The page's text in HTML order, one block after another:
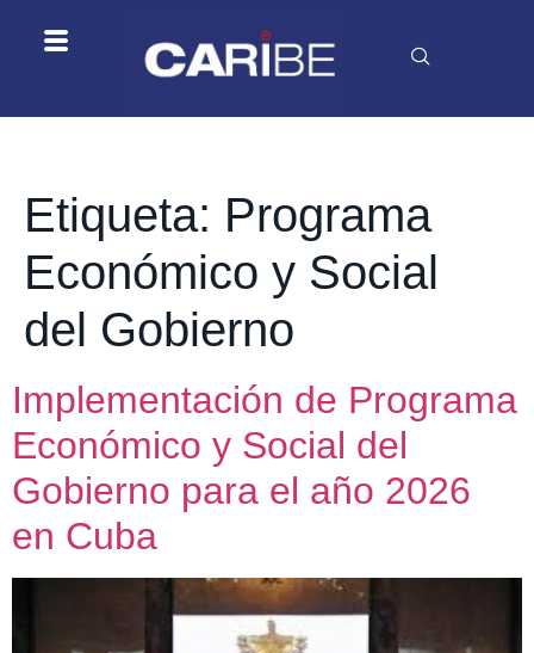
Etiqueta: Programa
Económico y Social
del Gobierno
Implementación de Programa
Económico y Social del
Gobierno para el año 2026
en Cuba